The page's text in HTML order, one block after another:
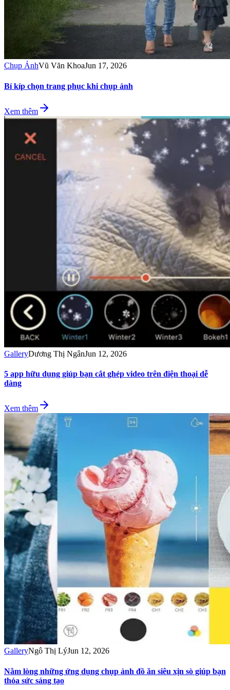
Chụp ẢnhVũ Văn KhoaJun 17, 2026
Bí kíp chọn trang phục khi chụp ảnh
Xem thêm
GalleryDương Thị NgânJun 12, 2026
5 app hữu dụng giúp bạn cắt ghép video trên điện thoại dễ
dàng
Xem thêm
GalleryNgô Thị LýJun 12, 2026
Nằm lòng những ứng dụng chụp ảnh đồ ăn siêu xịn sò giúp bạn
thỏa sức sáng tạo